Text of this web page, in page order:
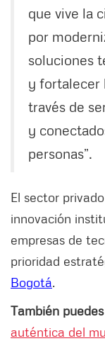
que vive la
por
soluciones
y fortalecer
través de
y
personas”.
El sector
innovación
empresas de
prioridad
Bogotá.
También
auténtica del